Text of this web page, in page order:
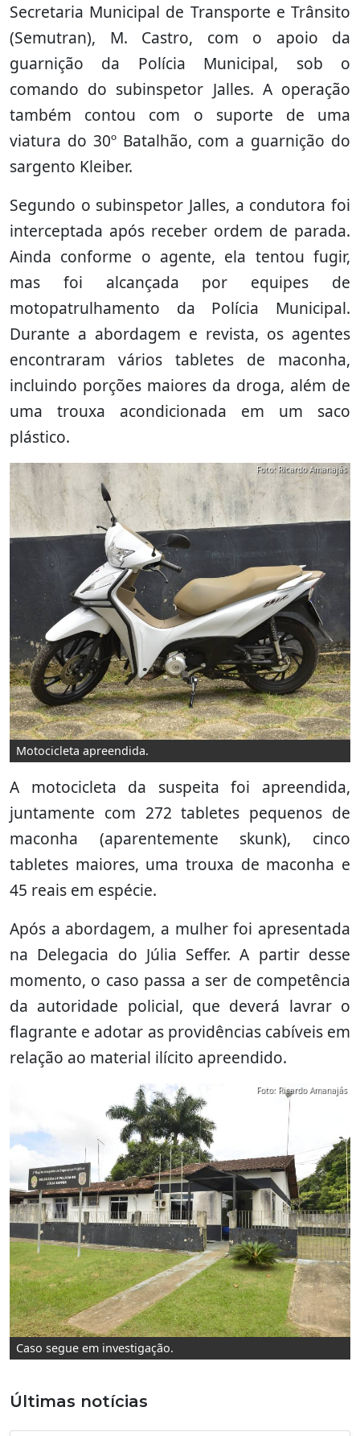
Secretaria Municipal de Transporte e Trânsito
(Semutran), M. Castro, com o apoio da
guarnição da Polícia Municipal, sob o
comando do subinspetor Jalles. A operação
também contou com o suporte de uma
viatura do 30º Batalhão, com a guarnição do
sargento Kleiber.
Segundo o subinspetor Jalles, a condutora foi
interceptada após receber ordem de parada.
Ainda conforme o agente, ela tentou fugir,
mas foi alcançada por equipes de
motopatrulhamento da Polícia Municipal.
Durante a abordagem e revista, os agentes
encontraram vários tabletes de maconha,
incluindo porções maiores da droga, além de
uma trouxa acondicionada em um saco
plástico.
Motocicleta apreendida.
Foto: Ricardo Amanajás
A motocicleta da suspeita foi apreendida,
juntamente com 272 tabletes pequenos de
maconha (aparentemente skunk), cinco
tabletes maiores, uma trouxa de maconha e
45 reais em espécie.
Após a abordagem, a mulher foi apresentada
na Delegacia do Júlia Seffer. A partir desse
momento, o caso passa a ser de competência
da autoridade policial, que deverá lavrar o
flagrante e adotar as providências cabíveis em
relação ao material ilícito apreendido.
Caso segue em investigação.
Foto: Ricardo Amanajás
Últimas notícias